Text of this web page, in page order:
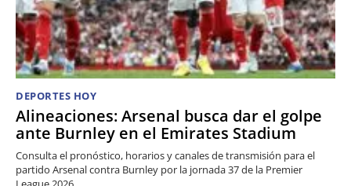
DEPORTES HOY
Alineaciones: Arsenal busca dar el golpe
ante Burnley en el Emirates Stadium
Consulta el pronóstico, horarios y canales de transmisión para el
partido Arsenal contra Burnley por la jornada 37 de la Premier